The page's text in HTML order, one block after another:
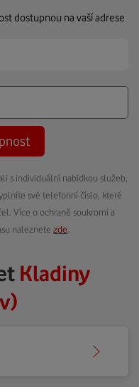
dostupnou na vaší adrese
s individuální nabídkou služeb,
své telefonní číslo, které
Více o ochraně soukromí a
naleznete zde
Kladiny